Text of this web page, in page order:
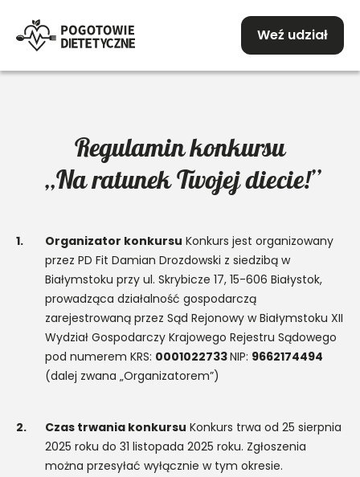
Weź udział
Regulamin konkursu
„Na ratunek Twojej diecie!”
1. Organizator konkursu Konkurs jest organizowany
przez PD Fit Damian Drozdowski z siedzibą w
Białymstoku przy ul. Skrybicze 17, 15-606 Białystok,
prowadząca działalność gospodarczą
zarejestrowaną przez Sąd Rejonowy w Białymstoku XII
Wydział Gospodarczy Krajowego Rejestru Sądowego
pod numerem KRS: 0001022733NIP: 9662174494
(dalej zwana „Organizatorem”)
2. Czas trwania konkursu Konkurs trwa od 25 sierpnia
2025 roku do 31 listopada 2025 roku. Zgłoszenia
można przesyłać wyłącznie w tym okresie.